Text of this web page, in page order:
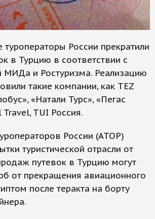
туроператоры России прекратили
в Турцию в соответствии с
МИДа и Ростуризма. Реализацию
такие компании, как TEZ
«Натали Турс», «Пегас
Travel, TUI Россия.
России (АТОР)
туристической отрасли от
путевок в Турцию могут
от прекращения авиационного
после теракта на борту